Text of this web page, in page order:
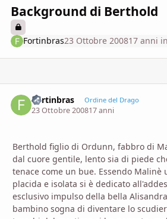
Background di Berthold
Fortinbras23 Ottobre 200817 anni in
Fortinbras Ordine del Drago
23 Ottobre 200817 anni
Berthold figlio di Ordunn, fabbro di
dal cuore gentile, lento sia di piede
tenace come un bue. Essendo Malinè
placida e isolata si è dedicato
esclusivo impulso della bella
bambino sogna di diventare lo